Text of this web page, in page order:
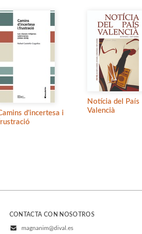
d'incertesa i
Notícia del País
Valencià
CONTACTA CON NOSOTROS
magnanim@dival.es